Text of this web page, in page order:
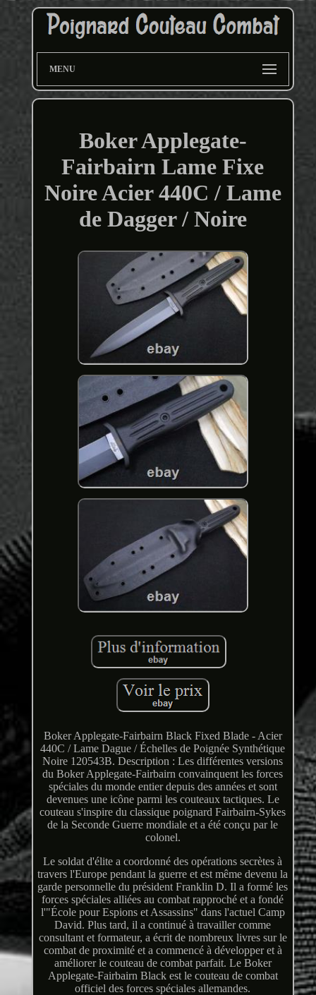
MENU
Boker Applegate-
Fairbairn Lame Fixe
Noire Acier 440C / Lame
de Dagger / Noire
Boker Applegate-Fairbairn Black Fixed Blade - Acier
440C / Lame Dague / Échelles de Poignée Synthétique
Noire 120543B. Description : Les différentes versions
du Boker Applegate-Fairbairn convainquent les forces
spéciales du monde entier depuis des années et sont
devenues une icône parmi les couteaux tactiques. Le
couteau s'inspire du classique poignard Fairbairn-Sykes
de la Seconde Guerre mondiale et a été conçu par le
colonel.
Le soldat d'élite a coordonné des opérations secrètes à
travers l'Europe pendant la guerre et est même devenu la
garde personnelle du président Franklin D. Il a formé les
forces spéciales alliées au combat rapproché et a fondé
l'"École pour Espions et Assassins" dans l'actuel Camp
David. Plus tard, il a continué à travailler comme
consultant et formateur, a écrit de nombreux livres sur le
combat de proximité et a commencé à développer et à
améliorer le couteau de combat parfait. Le Boker
Applegate-Fairbairn Black est le couteau de combat
officiel des forces spéciales allemandes.